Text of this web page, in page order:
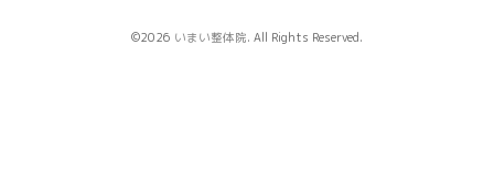
©2026 いまい整体院. All Rights Reserved.